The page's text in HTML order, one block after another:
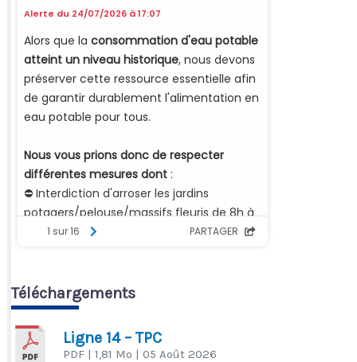
Téléchargements
Ligne 14 – TPC
PDF | 1,81 Mo | 05 Août 2026